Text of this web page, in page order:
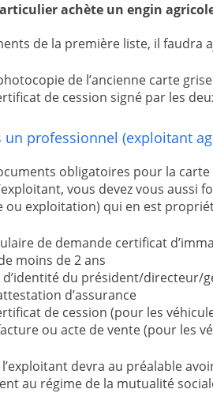
achète un engin
de la première liste, il faudra
de l’ancienne carte
de cession signé par les
un professionnel (exploitant
obligatoires pour la carte
vous devez vous
ou exploitation) qui en est
de demande certificat
moins de 2 ans
d’identité du président/directeur/
d’assurance
de cession (pour les
ou acte de vente (pour les
devra au préalable
au régime de la mutualité